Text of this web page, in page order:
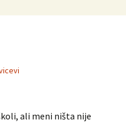
ali meni ništa nije